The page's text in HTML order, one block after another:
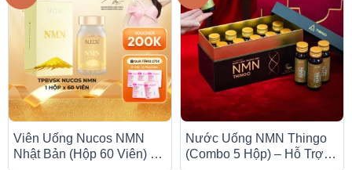
Viên Uống Nucos NMN
Nhật Bản (Hộp 60 Viên) –
Nước Uống NMN Thingo
(Combo 5 Hộp) – Hỗ Trợ